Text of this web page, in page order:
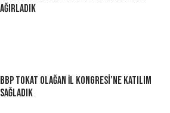
Ağırladık
BBP Tokat Olağan İl Kongresi’ne Katılım
Sağladık